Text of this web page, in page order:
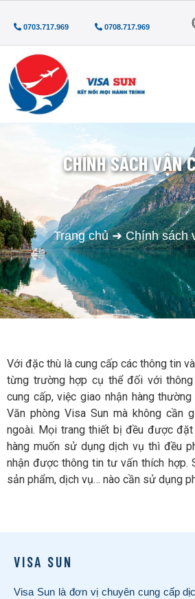
0703.717.969 0708.717.969
CHÍNH SÁCH VẬN
Trang chủ➜Chính sách
Với đặc thù là cung cấp các thông tin
từng trường hợp cụ thể đối với thông
cung cấp, việc giao nhận hàng
Văn phòng Visa Sun mà không cần
ngoài. Mọi trang thiết bị đều được
hàng muốn sử dụng dịch vụ thì đều
nhận được thông tin tư vấn thích hợp.
sản phẩm, dịch vụ… nào cần sử dụng
VISA SUN
Visa Sun là đơn vị chuyên cung cấp